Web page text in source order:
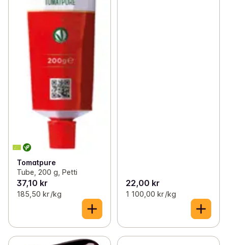
Tomatpure
Tube, 200 g, Petti
37,10 kr
185,50 kr /kg
22,00 kr
1 100,00 kr /kg